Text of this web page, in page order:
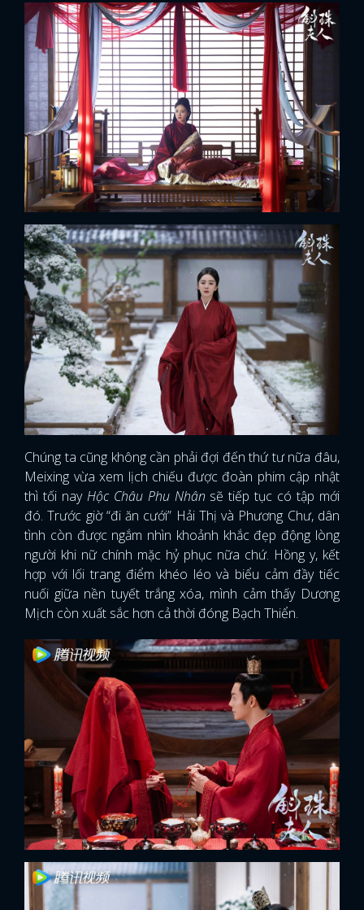
Chúng ta cũng không cần phải đợi đến thứ tư nữa đâu,
Meixing vừa xem lịch chiếu được đoàn phim cập nhật
thì tối nay Hộc Châu Phu Nhân sẽ tiếp tục có tập mới
đó. Trước giờ “đi ăn cưới” Hải Thị và Phương Chư, dân
tình còn được ngắm nhìn khoảnh khắc đẹp động lòng
người khi nữ chính mặc hỷ phục nữa chứ. Hồng y, kết
hợp với lối trang điểm khéo léo và biểu cảm đầy tiếc
nuối giữa nền tuyết trắng xóa, mình cảm thấy Dương
Mịch còn xuất sắc hơn cả thời đóng Bạch Thiển.